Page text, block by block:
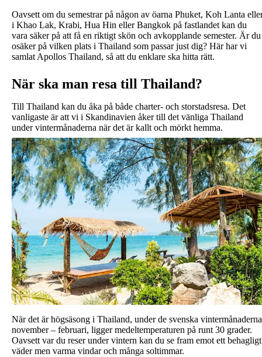
Oavsett om du semestrar på någon av öarna Phuket, Koh Lanta
i Khao Lak, Krabi, Hua Hin eller Bangkok på fastlandet kan du
vara säker på att få en riktigt skön och avkopplande semester. Är du
osäker på vilken plats i Thailand som passar just dig? Här har vi
samlat Apollos Thailand, så att du enklare ska hitta rätt.
När ska man resa till Thailand?
Till Thailand kan du åka på både charter- och storstadsresa. Det
vanligaste är att vi i Skandinavien åker till det vänliga Thailand
under vintermånaderna när det är kallt och mörkt hemma.
När det är högsäsong i Thailand, under de svenska vintermånaderna
november – februari, ligger medeltemperaturen på runt 30 grader.
Oavsett var du reser under vintern kan du se fram emot ett behagligt
väder men varma vindar och många soltimmar.